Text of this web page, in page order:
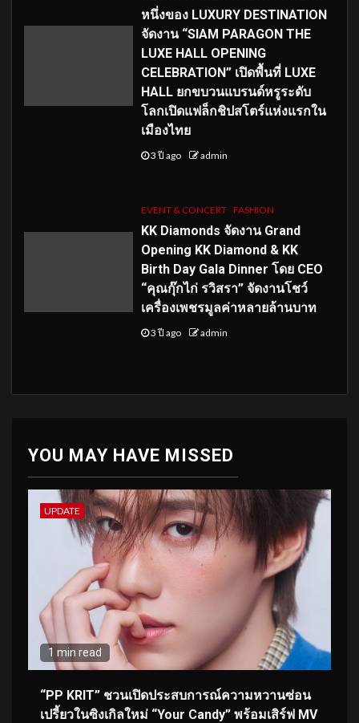
หนึ่งของ LUXURY DESTINATION
จัดงาน “SIAM PARAGON THE
LUXE HALL OPENING
CELEBRATION” เปิดพื้นที่ LUXE
HALL ยกขบวนแบรนด์หรูระดับ
โลกเปิดแฟล็กชิปสโตร์แห่งแรกใน
เมืองไทย
3 ปี ago admin
EVENT & CONCERT FASHION
KK Diamonds จัดงาน Grand
Opening KK Diamond & KK
Birth Day Gala Dinner โดย CEO
“คุณกุ๊กไก่ รวิสรา” จัดงานโชว์
เครื่องเพชรมูลค่าหลายล้านบาท
3 ปี ago admin
YOU MAY HAVE MISSED
UPDATE
1 min read
“PP KRIT” ชวนเปิดประสบการณ์ความหวานซ่อน
เปรี้ยวในซิงเกิลใหม่ “Your Candy” พร้อมเสิร์ฟ MV